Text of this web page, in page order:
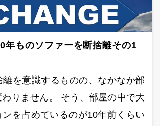
年ものソファーを断捨離その1
離を意識するものの、なかなか部
りません。 そう、部屋の中で大
ンを占めているのが10年前くらい